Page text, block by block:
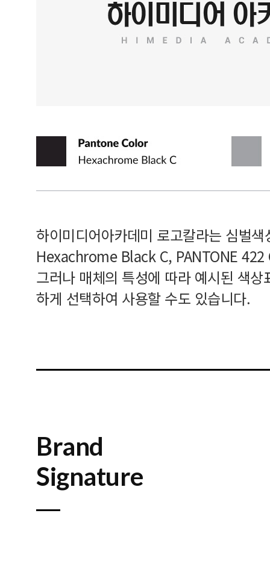
하이미디어아카데미 로고칼라는 심벌
Hexachrome Black C, PANTONE 422
그러나 매체의 특성에 따라 예시된 색
하게 선택하여 사용할 수도 있습니다.
Brand
Signature